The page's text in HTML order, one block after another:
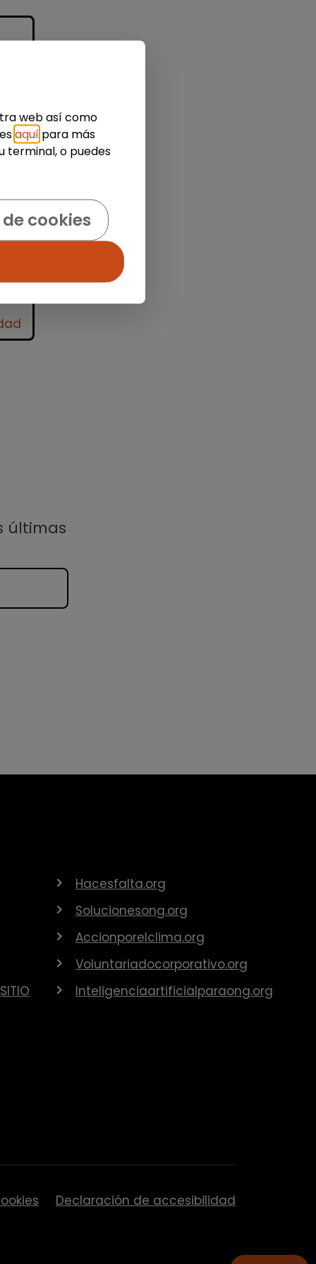
últimas
Hacesfalta.org
Solucionesong.org
Accionporelclima.org
Voluntariadocorporativo.org
Inteligenciaartificialparaong.org
Declaración de accesibilidad
web así como
aquí para más
terminal, o puedes
cookies